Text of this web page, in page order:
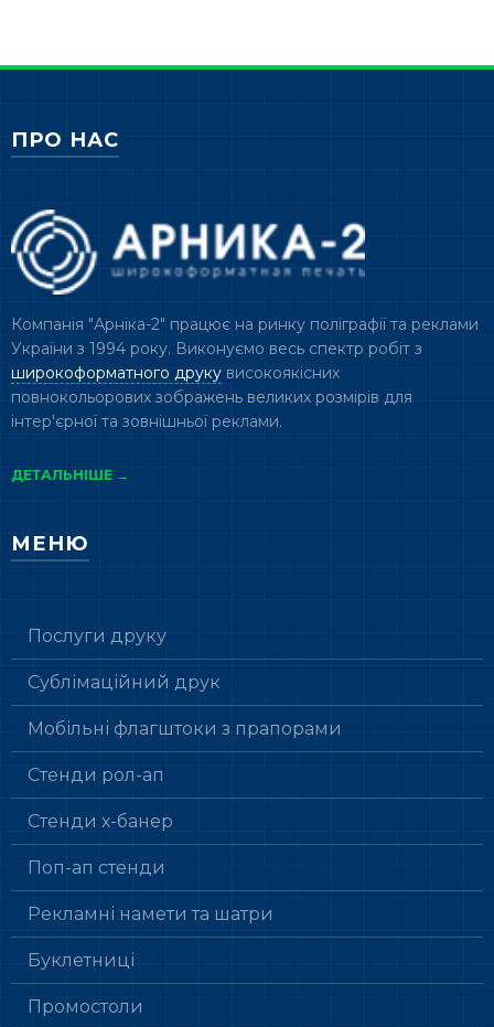
ПРО НАС
Компанія "Арніка-2" працює на ринку поліграфії та реклами
України з 1994 року. Виконуємо весь спектр робіт з
широкоформатного друкувисокоякісних
повнокольорових зображень великих розмірів для
інтер'єрної та зовнішньої реклами.
ДЕТАЛЬНІШЕ →
МЕНЮ
Послуги друку
Сублімаційний друк
Мобільні флагштоки з прапорами
Стенди рол-ап
Стенди х-банер
Поп-ап стенди
Рекламні намети та шатри
Буклетниці
Промостоли